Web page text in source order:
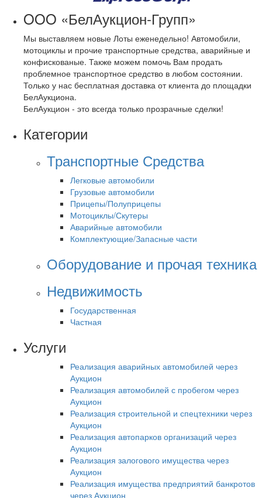
OOO «БелАукцион-Групп»
Мы выставляем новые Лоты еженедельно! Автомобили,
мотоциклы и прочие транспортные средства, аварийные и
конфискованые. Также можем помочь Вам продать
проблемное транспортное средство в любом состоянии.
Только у нас бесплатная доставка от клиента до площадки
БелАукциона.
БелАукцион - это всегда только прозрачные сделки!
Категории
Транспортные Средства
Легковые автомобили
Грузовые автомобили
Прицепы/Полуприцепы
Мотоциклы/Скутеры
Аварийные автомобили
Комплектующие/Запасные части
Оборудование и прочая техника
Недвижимость
Государственная
Частная
Услуги
Реализация аварийных автомобилей через
Аукцион
Реализация автомобилей с пробегом через
Аукцион
Реализация строительной и спецтехники через
Аукцион
Реализация автопарков организаций через
Аукцион
Реализация залогового имущества через
Аукцион
Реализация имущества предприятий банкротов
через Аукцион